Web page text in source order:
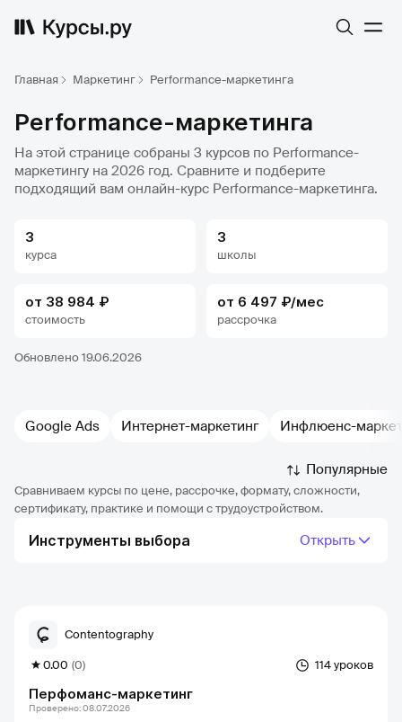
Главная Маркетинг Performance-маркетинга
Performance-маркетинга
На этой странице собраны 3 курсов по Performance-
маркетингу на 2026 год. Сравните и подберите
подходящий вам онлайн-курс Performance-маркетинга.
3
курса
3
школы
от 38 984 ₽
стоимость
от 6 497 ₽/мес
рассрочка
Обновлено 19.06.2026
Google Ads Интернет-маркетинг Инфлюенс-
Популярные
Сравниваем курсы по цене, рассрочке, формату, сложности,
сертификату, практике и помощи с трудоустройством.
Инструменты выбора Открыть
Перфоманс-маркетинг
114 уроков
0.00 (0)
Contentography
Проверено: 08.07.2026